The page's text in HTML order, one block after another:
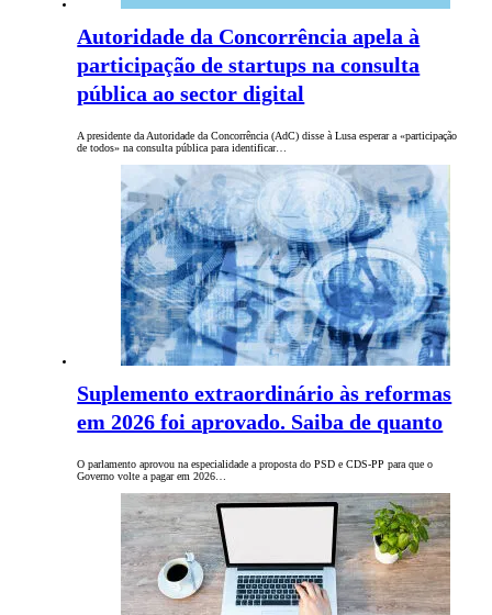
Autoridade da Concorrência apela à
participação de startups na consulta
pública ao sector digital
A presidente da Autoridade da Concorrência (AdC) disse à Lusa esperar a «participação
de todos» na consulta pública para identificar…
Suplemento extraordinário às reformas
em 2026 foi aprovado. Saiba de quanto
O parlamento aprovou na especialidade a proposta do PSD e CDS-PP para que o
Governo volte a pagar em 2026…